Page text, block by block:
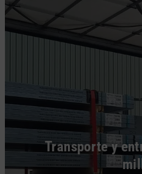
Transporte y